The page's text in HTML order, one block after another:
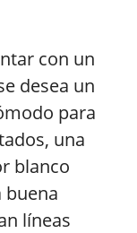
con un
desea un
para
una
blanco
buena
líneas